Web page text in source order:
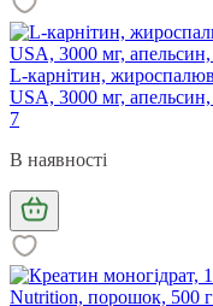
L-карнітин,
USA, 3000 мг,
7
В наявності